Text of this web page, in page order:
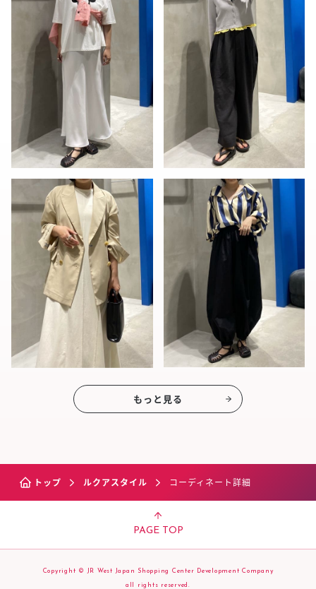
もっと見る
トップ ルクアスタイル コーディネート詳細
PAGE TOP
Copyright © JR West Japan Shopping Center Development Company
all rights reserved.